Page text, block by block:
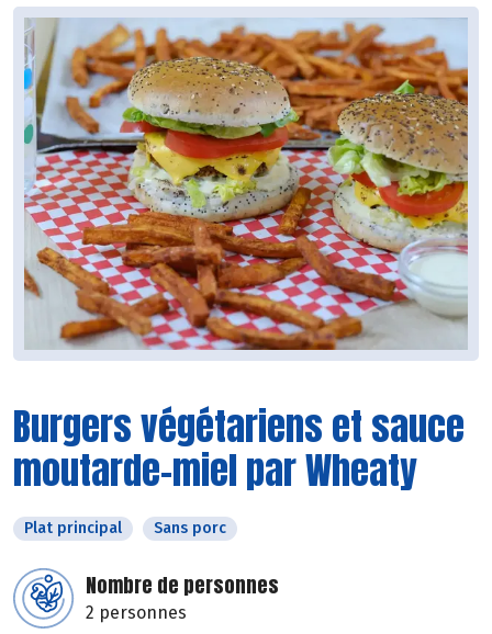
Burgers végétariens et sauce
moutarde-miel par Wheaty
Plat principal Sans porc
Nombre de personnes
2 personnes